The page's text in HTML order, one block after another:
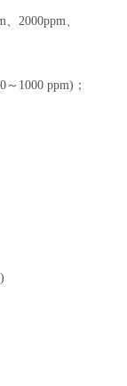
2000ppm、
1000 ppm)；